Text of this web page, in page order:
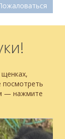
посмотреть
— нажмите